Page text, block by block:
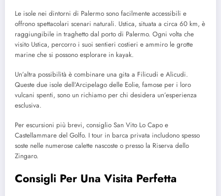
Le isole nei dintorni di Palermo sono facilmente accessibili e
offrono spettacolari scenari naturali. Ustica, situata a circa 60 km, è
raggiungibile in traghetto dal porto di Palermo. Ogni volta che
visito Ustica, percorro i suoi sentieri costieri e ammiro le grotte
marine che si possono esplorare in kayak.
Un’altra possibilità è combinare una gita a Filicudi e Alicudi.
Queste due isole dell’Arcipelago delle Eolie, famose per i loro
vulcani spenti, sono un richiamo per chi desidera un’esperienza
esclusiva.
Per escursioni più brevi, consiglio San Vito Lo Capo e
Castellammare del Golfo. I tour in barca privata includono spesso
soste nelle numerose calette nascoste o presso la Riserva dello
Zingaro.
Consigli Per Una Visita Perfetta